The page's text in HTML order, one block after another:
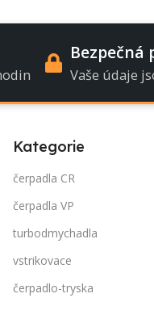
Bezpečná
Vaše údaje
Kategorie
čerpadla CR
čerpadla VP
turbodmychadla
vstrikovace
čerpadlo-tryska